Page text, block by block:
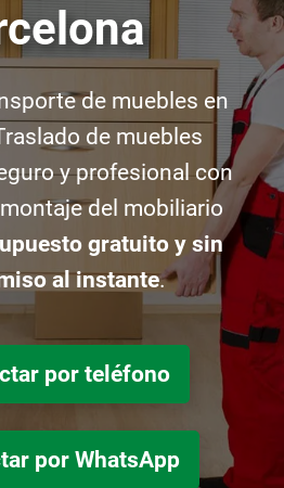
de muebles en
de muebles
y profesional con
del mobiliario
gratuito y sin
al instante.
por teléfono
por WhatsApp